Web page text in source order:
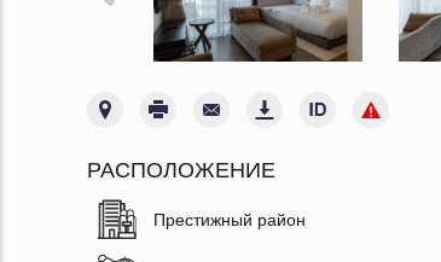
РАСПОЛОЖЕНИЕ
Престижный район